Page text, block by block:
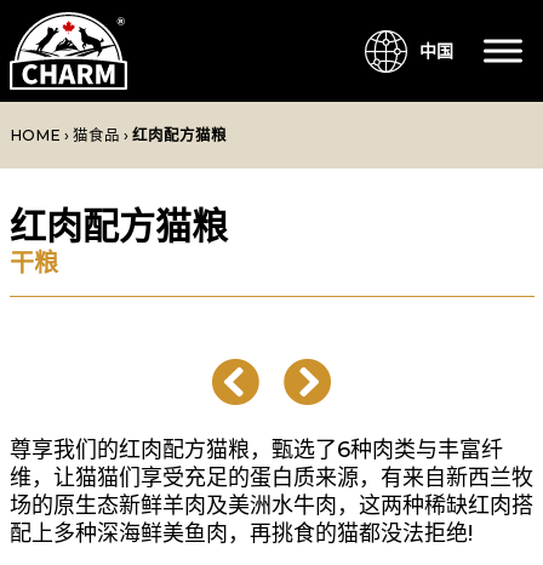
中国
HOME › 猫食品 › 红肉配方猫粮
红肉配方猫粮
干粮
尊享我们的红肉配方猫粮，甄选了6种肉类与丰富纤
维，让猫猫们享受充足的蛋白质来源，有来自新西兰牧
场的原生态新鲜羊肉及美洲水牛肉，这两种稀缺红肉搭
配上多种深海鲜美鱼肉，再挑食的猫都没法拒绝!